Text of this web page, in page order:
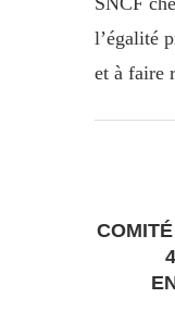
l’égalité
et à faire